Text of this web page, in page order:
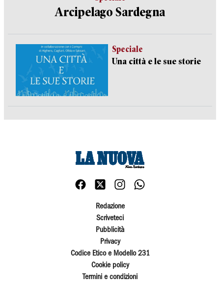
Arcipelago Sardegna
Speciale
Una città e le sue storie
Redazione
Scriveteci
Pubblicità
Privacy
Codice Etico e Modello 231
Cookie policy
Termini e condizioni